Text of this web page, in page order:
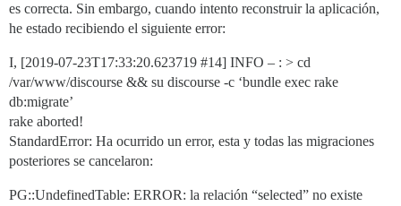
es correcta. Sin embargo, cuando intento reconstruir la aplicación,
he estado recibiendo el siguiente error:
I, [2019-07-23T17:33:20.623719 #14] INFO – : > cd
/var/www/discourse && su discourse -c ‘bundle exec rake
db:migrate’
rake aborted!
StandardError: Ha ocurrido un error, esta y todas las migraciones
posteriores se cancelaron:
PG::UndefinedTable: ERROR: la relación “selected” no existe